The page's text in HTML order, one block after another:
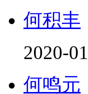
何积丰
2020-
何鸣元